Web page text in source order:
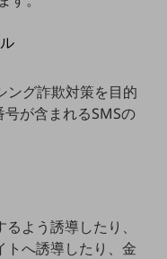
ング詐欺対策を目的
が含まれるSMSの
よう誘導したり、
トへ誘導したり、金